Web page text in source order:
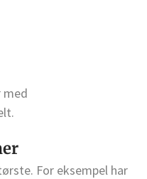
med
For eksempel har